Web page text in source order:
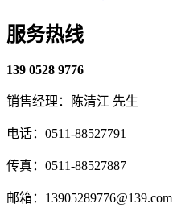
服务热线
139 0528 9776
销售经理：陈清江 先生
电话：0511-88527791
传真：0511-88527887
邮箱：13905289776@139.com